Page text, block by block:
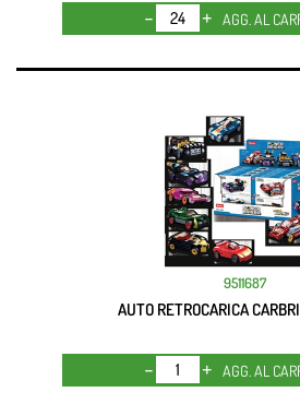
Quantità
AGG. AL
9511687
AUTO RETROCARICA
Quantità
AGG. AL